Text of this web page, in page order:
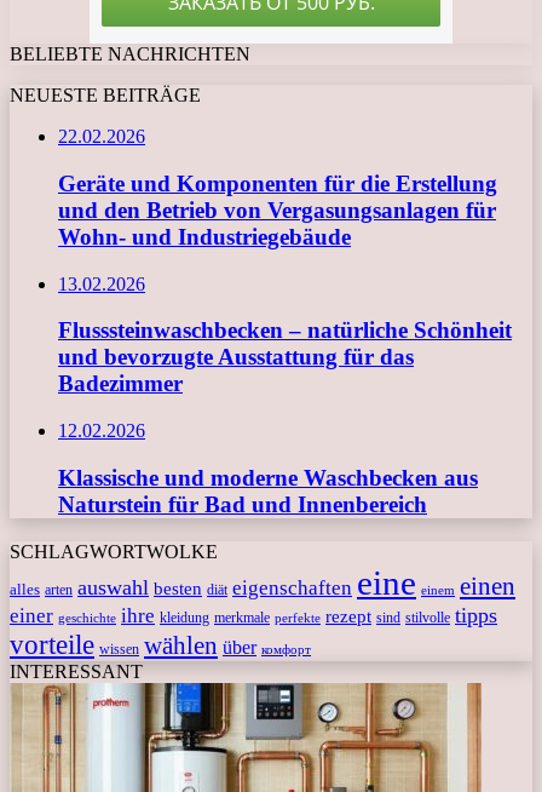
BELIEBTE NACHRICHTEN
NEUESTE BEITRÄGE
22.02.2026
Geräte und Komponenten für die Erstellung
und den Betrieb von Vergasungsanlagen für
Wohn- und Industriegebäude
13.02.2026
Flusssteinwaschbecken – natürliche Schönheit
und bevorzugte Ausstattung für das
Badezimmer
12.02.2026
Klassische und moderne Waschbecken aus
Naturstein für Bad und Innenbereich
SCHLAGWORTWOLKE
alles arten auswahl besten diät eigenschaften eine einem einen
einer geschichte ihre kleidung merkmale perfekte rezept sind stilvolle tipps
vorteile wissen wählen über комфорт
INTERESSANT